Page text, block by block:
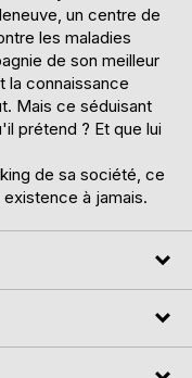
un centre de
les maladies
de son meilleur
la connaissance
Mais ce séduisant
prétend ? Et que lui
de sa société, ce
à jamais.